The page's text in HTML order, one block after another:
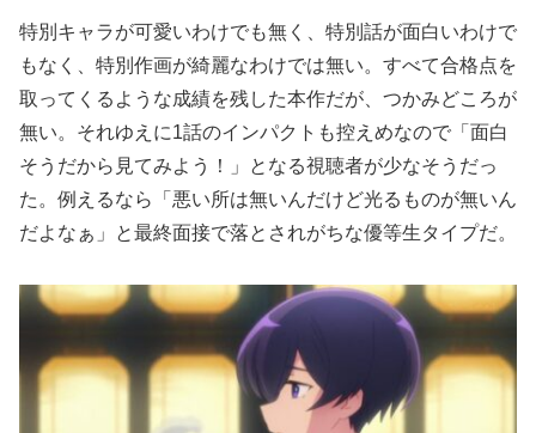
特別キャラが可愛いわけでも無く、特別話が面白いわけで
もなく、特別作画が綺麗なわけでは無い。すべて合格点を
取ってくるような成績を残した本作だが、つかみどころが
無い。それゆえに1話のインパクトも控えめなので「面白
そうだから見てみよう！」となる視聴者が少なそうだっ
た。例えるなら「悪い所は無いんだけど光るものが無いん
だよなぁ」と最終面接で落とされがちな優等生タイプだ。